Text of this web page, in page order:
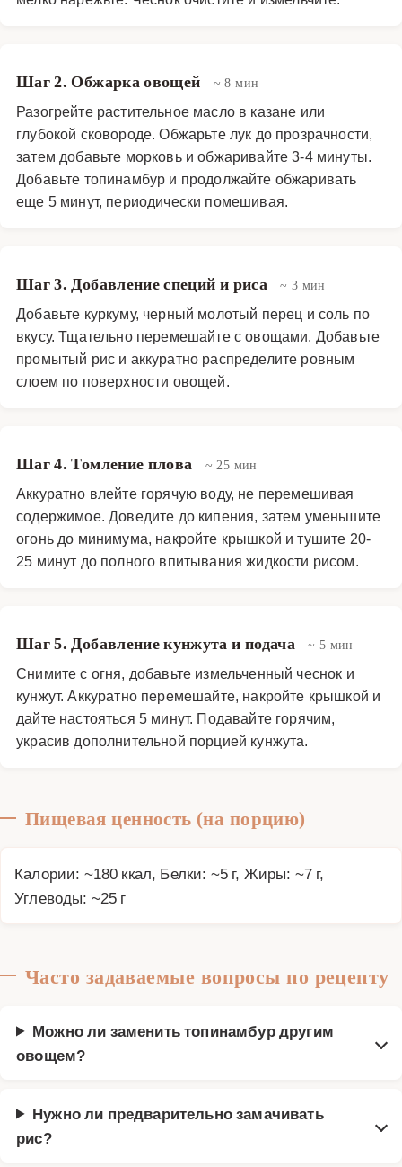
путем добавления других овощей, таких как кабачки
или баклажаны. Попробуйте этот рецепт, и вы откроете
для себя новый, delicious вариант привычного плова,
который обязательно станет одним из ваших любимых
блюд.
Шаг 2. Обжарка овощей ~ 8 мин
Разогрейте растительное масло в казане или
глубокой сковороде. Обжарьте лук до прозрачности,
затем добавьте морковь и обжаривайте 3-4 минуты.
Добавьте топинамбур и продолжайте обжаривать
еще 5 минут, периодически помешивая.
Шаг 3. Добавление специй и риса ~ 3 мин
Добавьте куркуму, черный молотый перец и соль по
вкусу. Тщательно перемешайте с овощами. Добавьте
промытый рис и аккуратно распределите ровным
слоем по поверхности овощей.
Шаг 4. Томление плова ~ 25 мин
Аккуратно влейте горячую воду, не перемешивая
содержимое. Доведите до кипения, затем уменьшите
огонь до минимума, накройте крышкой и тушите 20-
25 минут до полного впитывания жидкости рисом.
Шаг 5. Добавление кунжута и подача ~ 5 мин
Снимите с огня, добавьте измельченный чеснок и
кунжут. Аккуратно перемешайте, накройте крышкой и
дайте настояться 5 минут. Подавайте горячим,
украсив дополнительной порцией кунжута.
Пищевая ценность (на порцию)
Калории: ~180 ккал, Белки: ~5 г, Жиры: ~7 г,
Углеводы: ~25 г
Часто задаваемые вопросы по рецепту
Можно ли заменить топинамбур другим
овощем?
Нужно ли предварительно замачивать
рис?